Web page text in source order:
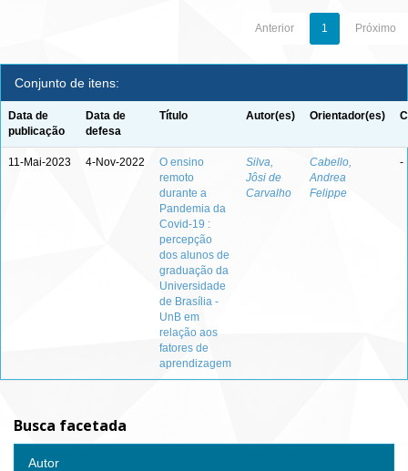
Anterior 1 Próximo
Conjunto de itens:
Data de
publicação
Data de
defesa
Título Autor(es) Orientador(es)
11-Mai-2023 4-Nov-2022
O ensino
remoto
durante a
Pandemia da
Covid-19 :
percepção
dos alunos de
graduação da
Universidade
de Brasília -
UnB em
relação aos
fatores de
aprendizagem
Silva,
Jôsi de
Carvalho
Cabello,
Andrea
Felippe
-
Busca facetada
Autor